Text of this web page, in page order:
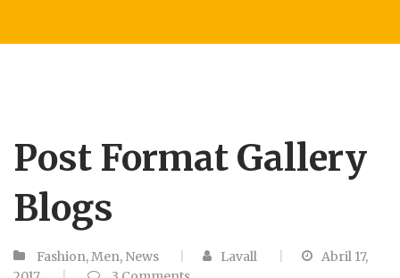
Post Format Gallery
Blogs
Fashion,Men, News Lavall
Abril 17,